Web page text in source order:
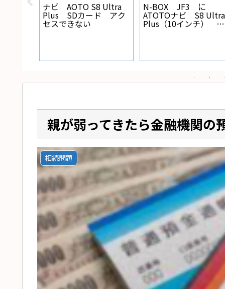
ナビ AOTO S8 Ultra
Plus SDカード アク
セスできない
N-BOX JF3 に
ATOTOナビ S8 Ultra
Plus（10インチ） を
取り付けた
親が弱ってきたら金融機関の
相続問題